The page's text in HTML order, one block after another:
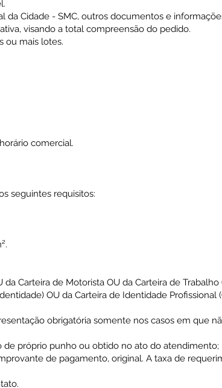
da Cidade - SMC, outros documentos e
visando a total compreensão do pedido.
ou mais lotes.
comercial.
seguintes requisitos:
da Carteira de Motorista OU da Carteira de
OU da Carteira de Identidade Profissional
obrigatória somente nos casos em que
de próprio punho ou obtido no ato do atendimento;
de pagamento, original. A taxa de